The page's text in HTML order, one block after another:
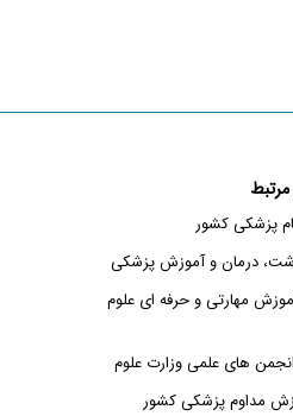
پزشکی کشور
درمان و آموزش پزشکی
مهارتی و حرفه ای علوم
های علمی وزارت علوم
مداوم پزشکی کشور